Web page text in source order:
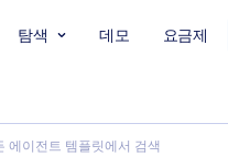
탐색 데모 요금제